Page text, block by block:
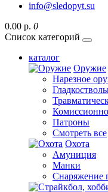
info@sledopyt.su
0.00 р. 0
Список категорий
каталог
Оружие
Нарезное
Патроны
Смотреть все
Охота
Амуниция
Манки
Снаряжение